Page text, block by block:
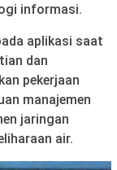
informasi.
aplikasi saat
dan
pekerjaan
manajemen
jaringan
air.